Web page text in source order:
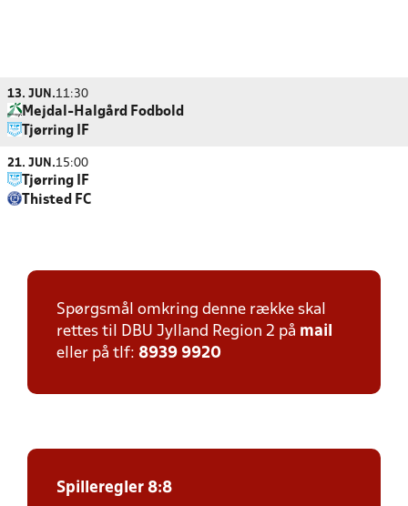
13. JUN.11:30
Mejdal-Halgård Fodbold
Tjørring IF
21. JUN.15:00
Tjørring IF
Thisted FC
Spørgsmål omkring denne række skal
rettes til DBU Jylland Region 2 på mail
eller på tlf: 8939 9920
Spilleregler 8:8